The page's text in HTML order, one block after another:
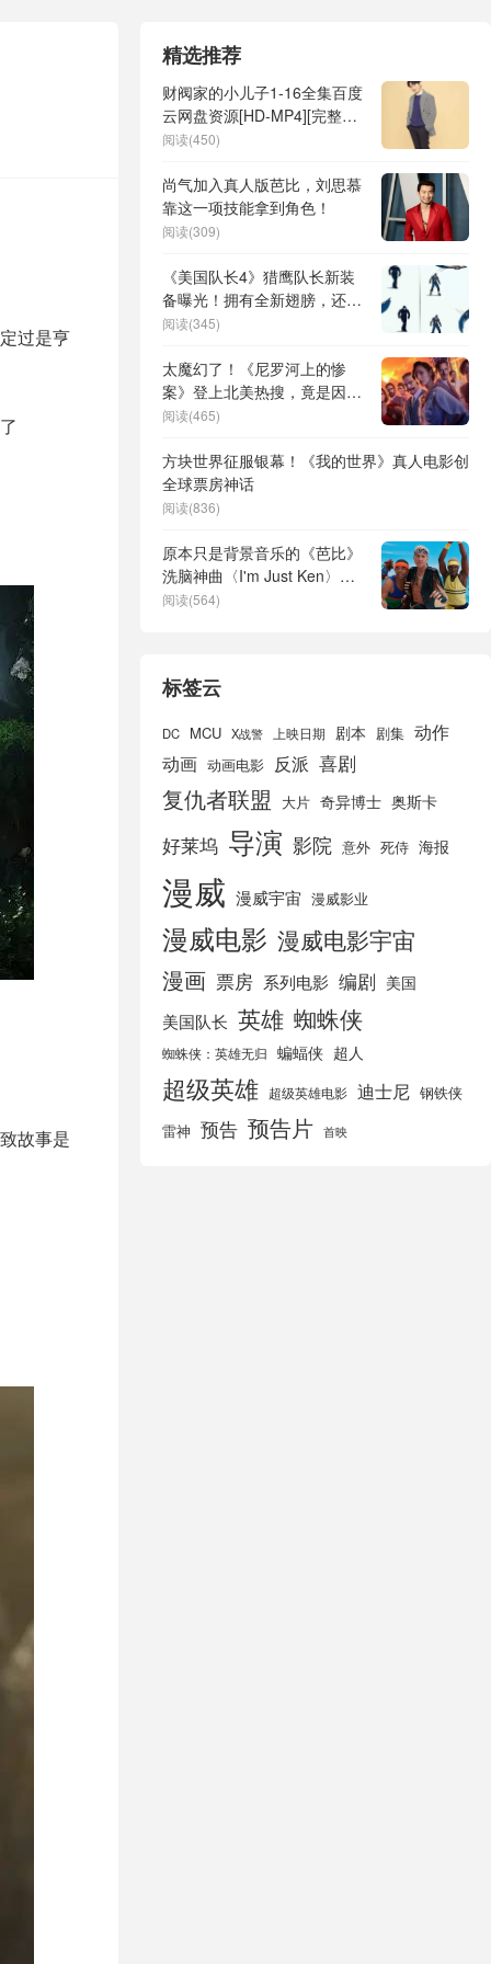
过是亨
故事是
精选推荐
财阀家的小儿子1-16全集百度
云网盘资源[HD-MP4][完整版]
[高清韩语中字]
阅读(450)
尚气加入真人版芭比，刘思慕
靠这一项技能拿到角色！
阅读(309)
《美国队长4》猎鹰队长新装
备曝光！拥有全新翅膀，还能
自由变形
阅读(345)
太魔幻了！《尼罗河上的惨
案》登上北美热搜，竟是因为
被大陆院线引进
阅读(465)
方块世界征服银幕！《我的世界》真人电影创
全球票房神话
阅读(836)
原本只是背景音乐的《芭比》
洗脑神曲〈I'm Just Ken〉如
今在Spotify上已播放超过
阅读(564)
标签云
DC MCU X战警 上映日期 剧本 剧集 动作
动画 动画电影 反派 喜剧
复仇者联盟 大片 奇异博士 奥斯卡
好莱坞 导演 影院 意外 死侍 海报
漫威 漫威宇宙 漫威影业
漫威电影 漫威电影宇宙
漫画 票房 系列电影 编剧 美国
美国队长 英雄 蜘蛛侠
蜘蛛侠：英雄无归 蝙蝠侠 超人
超级英雄 超级英雄电影 迪士尼 钢铁侠
雷神 预告 预告片 首映